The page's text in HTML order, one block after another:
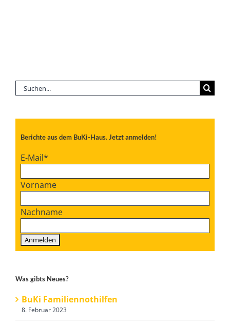
Suche
nach:
Berichte aus dem BuKi-Haus. Jetzt anmelden!
E-Mail*
Vorname
Nachname
Was gibts Neues?
BuKi Familiennothilfen
8. Februar 2023